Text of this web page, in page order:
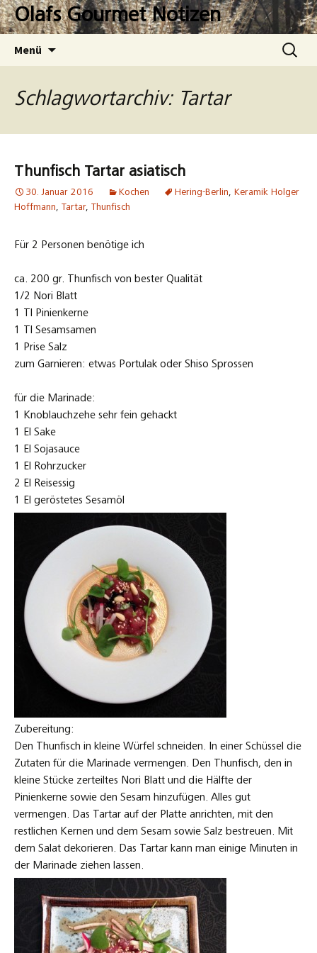
Zum
InhaltOlafs Gourmet Notizen
Menü
Suchen
nach:
Schlagwortarchiv: Tartar
Thunfisch Tartar asiatisch
30. Januar 2016 Kochen Hering-Berlin, Keramik Holger
Hoffmann, Tartar, Thunfisch
Für 2 Personen benötige ich
ca. 200 gr. Thunfisch von bester Qualität
1/2 Nori Blatt
1 Tl Pinienkerne
1 Tl Sesamsamen
1 Prise Salz
zum Garnieren: etwas Portulak oder Shiso Sprossen
für die Marinade:
1 Knoblauchzehe sehr fein gehackt
1 El Sake
1 El Sojasauce
1 El Rohrzucker
2 El Reisessig
1 El geröstetes Sesamöl
Zubereitung:
Den Thunfisch in kleine Würfel schneiden. In einer Schüssel die
Zutaten für die Marinade vermengen. Den Thunfisch, den in
kleine Stücke zerteiltes Nori Blatt und die Hälfte der
Pinienkerne sowie den Sesam hinzufügen. Alles gut
vermengen. Das Tartar auf der Platte anrichten, mit den
restlichen Kernen und dem Sesam sowie Salz bestreuen. Mit
dem Salat dekorieren. Das Tartar kann man einige Minuten in
der Marinade ziehen lassen.